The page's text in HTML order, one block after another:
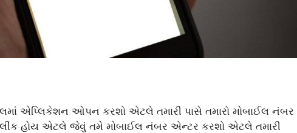
એપ્લિકેશન ઓપન કરશો એટલે તમારી પાસે તમારો મોબાઈલ નંબર
હોય એટલે જેવું તમે મોબાઈલ નંબર એન્ટર કરશો એટલે તમારી